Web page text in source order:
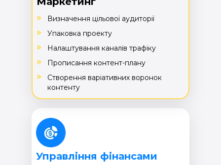
Управління фінансами
Визначення цільової аудиторії
Налаштування каналів трафіку
Створення варіативних воронок
контенту
Упаковка проекту
Прописання контент-плану